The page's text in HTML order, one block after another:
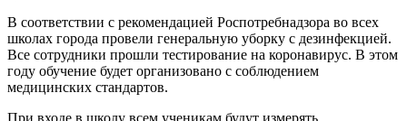
В соответствии с рекомендацией Роспотребнадзора во всех
школах города провели генеральную уборку с дезинфекцией.
Все сотрудники прошли тестирование на коронавирус. В этом
году обучение будет организовано с соблюдением
медицинских стандартов.
При входе в школу всем ученикам будут измерять